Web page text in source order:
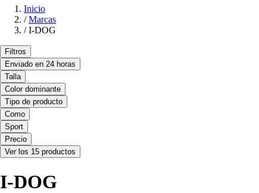
Inicio
/ Marcas
/ I-DOG
Filtros
Enviado en 24 horas
Talla
Color dominante
Tipo de producto
Como
Sport
Precio
Ver los 15 productos
I-DOG